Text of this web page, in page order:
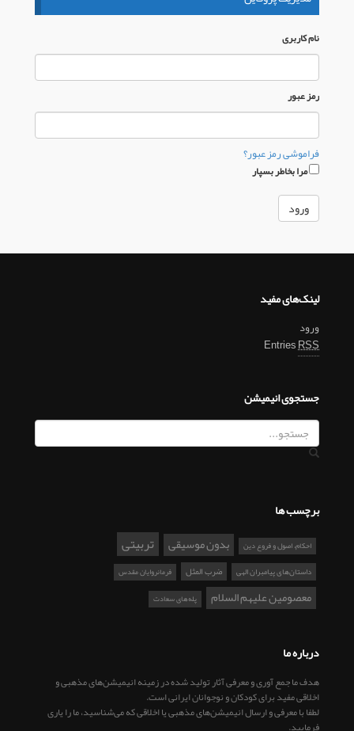
نام كاربری
رمز عبور
فراموشی رمز عبور؟
مرا بخاطر بسپار
لینک‌های مفید
ورود
EntriesRSS
جستجوی انیمیشن
برچسب ها
احکام، اصول و فروع دین بدون موسیقی تربیتی
داستان‌های پیامبران الهی ضرب المثل فرمانروایان مقدس
معصومین علیهم السلام پله‌های سعادت
درباره ما
هدف ما جمع آوری و معرفی آثار تولید شده در زمینه انیمیشن‌های مذهبی و
اخلاقی مفید برای کودکان و نوجوانان ایرانی است.
لطفا با معرفی و ارسال انیمیشن‌های مذهبی یا اخلاقی که می‌شناسید، ما را یاری
فرمایید.